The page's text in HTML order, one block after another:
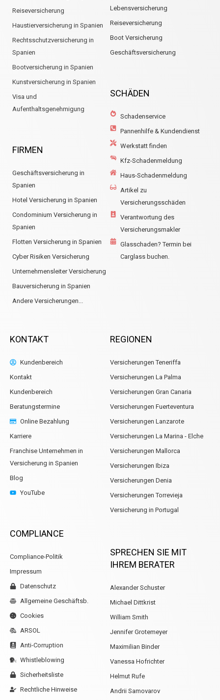
Reiseversicherung
Haustierversicherung in Spanien
Rechtsschutzversicherung in
Spanien
Bootversicherung in Spanien
Kunstversicherung in Spanien
Visa und
Aufenthaltsgenehmigung
FIRMEN
Geschäftsversicherung in
Spanien
Hotel Versicherung in Spanien
Condominium Versicherung in
Spanien
Flotten Versicherung in Spanien
Cyber Risiken Versicherung
Unternehmensleiter Versicherung
Bauversicherung in Spanien
Andere Versicherungen...
Lebensversicherung
Reiseversicherung
Boot Versicherung
Geschäftsversicherung
SCHÄDEN
Schadenservice
Pannenhilfe & Kundendienst
Werkstatt finden
Kfz-Schadenmeldung
Haus-Schadenmeldung
Artikel zu
Versicherungsschäden
Verantwortung des
Versicherungsmakler
Glasschaden? Termin bei
Carglass buchen.
KONTAKT
Kundenbereich
Kontakt
Kundenbereich
Beratungstermine
Online Bezahlung
Karriere
Franchise Unternehmen in
Versicherung in Spanien
Blog
YouTube
COMPLIANCE
Compliance-Politik
Impressum
Datenschutz
Allgemeine Geschäftsb.
Cookies
ARSOL
Anti-Corruption
Whistleblowing
Sicherheitsliste
Rechtliche Hinweise
REGIONEN
Versicherungen Teneriffa
Versicherungen La Palma
Versicherungen Gran Canaria
Versicherungen Fuerteventura
Versicherungen Lanzarote
Versicherungen La Marina - Elche
Versicherungen Mallorca
Versicherungen Ibiza
Versicherungen Denia
Versicherungen Torrevieja
Versicherung in Portugal
SPRECHEN SIE MIT
IHREM BERATER
Alexander Schuster
Michael Dittkrist
William Smith
Jennifer Grotemeyer
Maximilian Binder
Vanessa Hofrichter
Helmut Rufe
Andrii Samovarov